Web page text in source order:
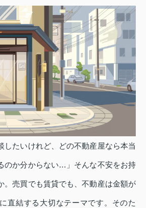
したいけれど、どの不動産屋なら本当
のか分からない…」そんな不安をお持
。売買でも賃貸でも、不動産は金額が
直結する大切なテーマです。そのた